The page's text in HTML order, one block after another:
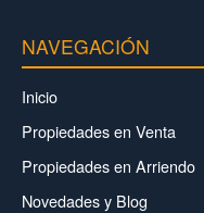
NAVEGACIÓN
Inicio
Propiedades en Venta
Propiedades en Arriendo
Novedades y Blog